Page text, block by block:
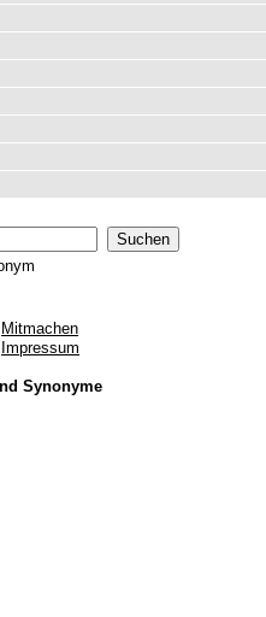
Mitmachen
Impressum
Synonyme